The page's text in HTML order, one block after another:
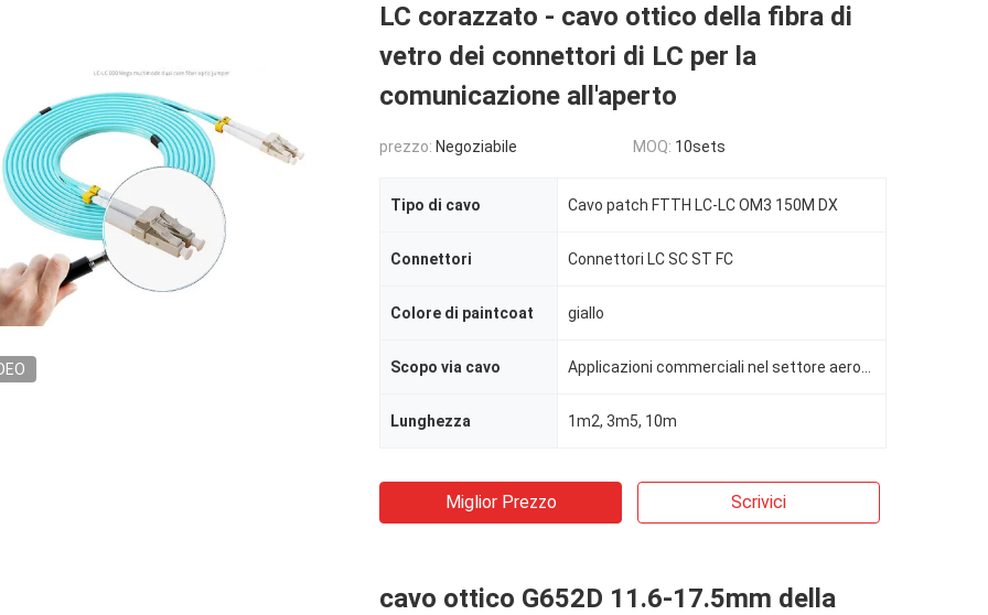
LC corazzato - cavo ottico della fibra di
vetro dei connettori di LC per la
comunicazione all'aperto
prezzo: Negoziabile MOQ: 10sets
Tipo di cavo Cavo patch FTTH LC-LC OM3 150M DX
Connettori Connettori LC SC ST FC
Colore di paintcoat giallo
Scopo via cavo
Lunghezza 1m2, 3m5, 10m
Miglior Prezzo Scrivici
cavo ottico G652D 11.6-17.5mm della